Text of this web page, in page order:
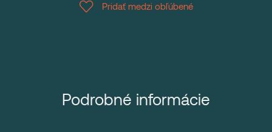
Pridať medzi obľúbené
Podrobné informácie